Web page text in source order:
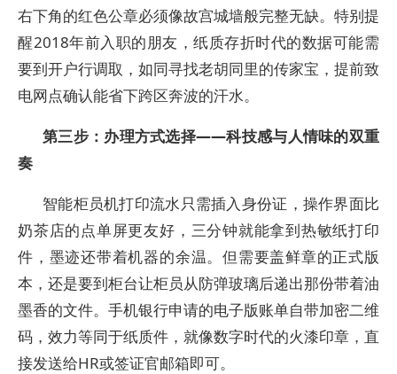
右下角的红色公章必须像故宫城墙般完整无缺。特别提
醒2018年前入职的朋友，纸质存折时代的数据可能需
要到开户行调取，如同寻找老胡同里的传家宝，提前致
电网点确认能省下跨区奔波的汗水。
第三步：办理方式选择——科技感与人情味的双重
奏
智能柜员机打印流水只需插入身份证，操作界面比
奶茶店的点单屏更友好，三分钟就能拿到热敏纸打印
件，墨迹还带着机器的余温。但需要盖鲜章的正式版
本，还是要到柜台让柜员从防弹玻璃后递出那份带着油
墨香的文件。手机银行申请的电子版账单自带加密二维
码，效力等同于纸质件，就像数字时代的火漆印章，直
接发送给HR或签证官邮箱即可。